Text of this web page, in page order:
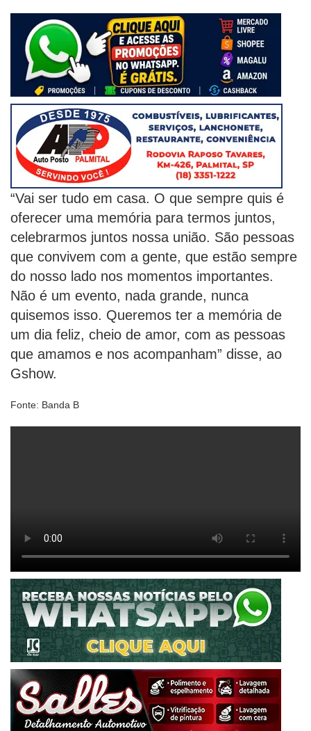
“Vai ser tudo em casa. O que sempre quis é
oferecer uma memória para termos juntos,
celebrarmos juntos nossa união. São pessoas
que convivem com a gente, que estão sempre
do nosso lado nos momentos importantes.
Não é um evento, nada grande, nunca
quisemos isso. Queremos ter a memória de
um dia feliz, cheio de amor, com as pessoas
que amamos e nos acompanham” disse, ao
Gshow.
Fonte: Banda B